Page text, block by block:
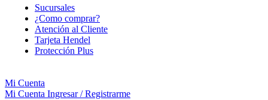
Sucursales
¿Como comprar?
Atención al Cliente
Tarjeta Hendel
Protección Plus
Mi Cuenta
Mi Cuenta Ingresar / Registrarme